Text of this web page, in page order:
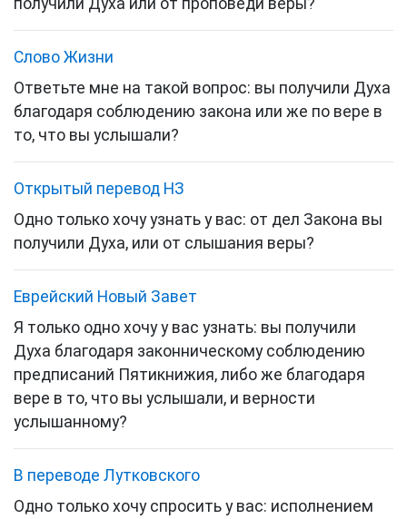
получили Духа или от проповеди веры?
Слово Жизни
Ответьте мне на такой вопрос: вы получили Духа
благодаря соблюдению закона или же по вере в
то, что вы услышали?
Открытый перевод НЗ
Одно только хочу узнать у вас: от дел Закона вы
получили Духа, или от слышания веры?
Еврейский Новый Завет
Я только одно хочу у вас узнать: вы получили
Духа благодаря законническому соблюдению
предписаний Пятикнижия, либо же благодаря
вере в то, что вы услышали, и верности
услышанному?
В переводе Лутковского
Одно только хочу спросить у вас: исполнением